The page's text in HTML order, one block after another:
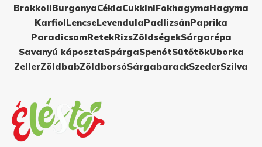
BrokkoliBurgonyaCéklaCukkiniFokhagymaHagyma
KarfiolLencseLevendulaPadlizsánPaprika
ParadicsomRetekRizsZöldségekSárgarépa
Savanyú káposztaSpárgaSpenótSütőtökUborka
ZellerZöldbabZöldborsóSárgabarackSzederSzilva